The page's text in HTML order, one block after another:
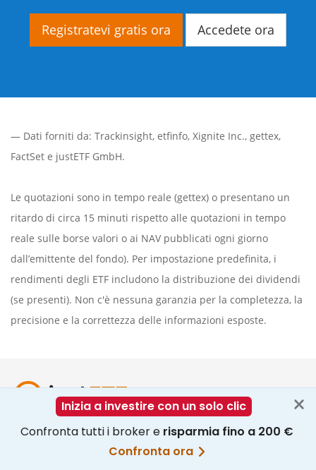
Registratevi gratis ora Accedete ora
— Dati forniti da: Trackinsight, etfinfo, Xignite Inc., gettex,
FactSet e justETF GmbH.
Le quotazioni sono in tempo reale (gettex) o presentano un
ritardo di circa 15 minuti rispetto alle quotazioni in tempo
reale sulle borse valori o ai NAV pubblicati ogni giorno
dall’emittente del fondo). Per impostazione predefinita, i
rendimenti degli ETF includono la distribuzione dei dividendi
(se presenti). Non c'è nessuna garanzia per la completezza, la
precisione e la correttezza delle informazioni esposte.